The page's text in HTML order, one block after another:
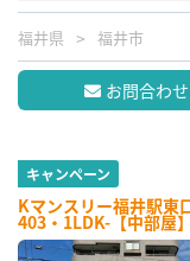
福井県 福井市
お問合わせ
キャンペーン
Kマンスリー福井駅東
403・1LDK-【中部屋